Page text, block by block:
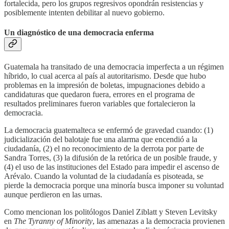
fortalecida, pero los grupos regresivos opondrán resistencias y
posiblemente intenten debilitar al nuevo gobierno.
Un diagnóstico de una democracia enferma
Guatemala ha transitado de una democracia imperfecta a un régimen
híbrido, lo cual acerca al país al autoritarismo. Desde que hubo
problemas en la impresión de boletas, impugnaciones debido a
candidaturas que quedaron fuera, errores en el programa de
resultados preliminares fueron variables que fortalecieron la
democracia.
La democracia guatemalteca se enfermó de gravedad cuando: (1)
judicialización del balotaje fue una alarma que encendió a la
ciudadanía, (2) el no reconocimiento de la derrota por parte de
Sandra Torres, (3) la difusión de la retórica de un posible fraude, y
(4) el uso de las instituciones del Estado para impedir el ascenso de
Arévalo. Cuando la voluntad de la ciudadanía es pisoteada, se
pierde la democracia porque una minoría busca imponer su voluntad
aunque perdieron en las urnas.
Como mencionan los politólogos Daniel Ziblatt y Steven Levitsky
en The Tyranny of Minority, las amenazas a la democracia provienen